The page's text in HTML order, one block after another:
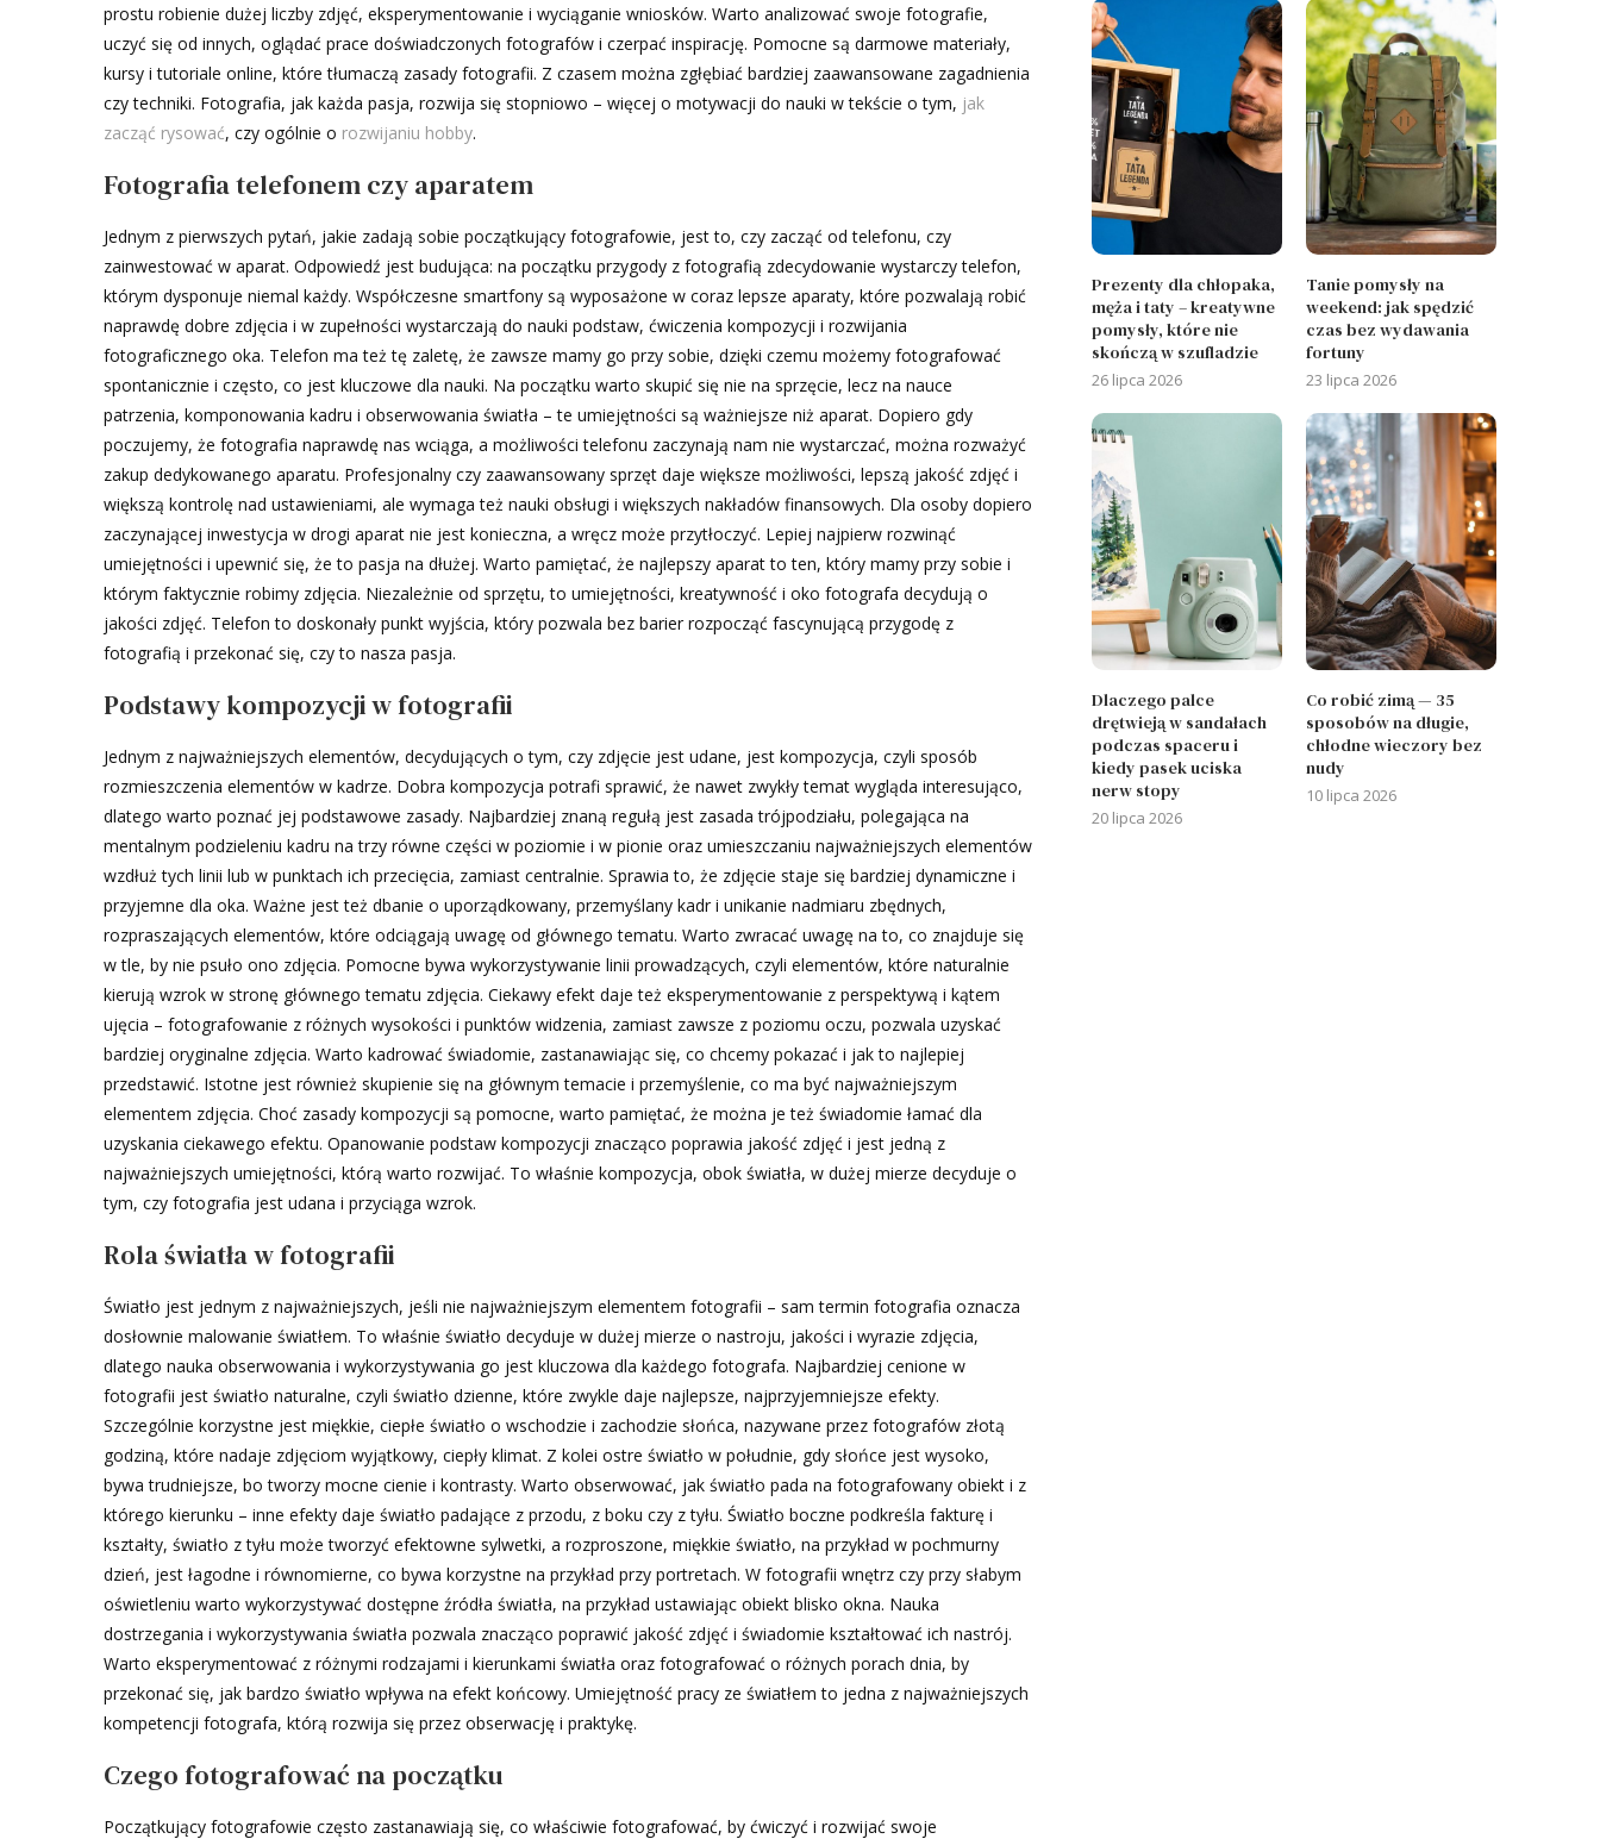
prostu robienie dużej liczby zdjęć, eksperymentowanie i wyciąganie wniosków. Warto analizować swoje fotografie,
uczyć się od innych, oglądać prace doświadczonych fotografów i czerpać inspirację. Pomocne są darmowe materiały,
kursy i tutoriale online, które tłumaczą zasady fotografii. Z czasem można zgłębiać bardziej zaawansowane zagadnienia
czy techniki. Fotografia, jak każda pasja, rozwija się stopniowo – więcej o motywacji do nauki w tekście o tym, jak
zacząć rysować, czy ogólnie o rozwijaniu hobby.
Fotografia telefonem czy aparatem
Jednym z pierwszych pytań, jakie zadają sobie początkujący fotografowie, jest to, czy zacząć od telefonu, czy
zainwestować w aparat. Odpowiedź jest budująca: na początku przygody z fotografią zdecydowanie wystarczy telefon,
którym dysponuje niemal każdy. Współczesne smartfony są wyposażone w coraz lepsze aparaty, które pozwalają robić
naprawdę dobre zdjęcia i w zupełności wystarczają do nauki podstaw, ćwiczenia kompozycji i rozwijania
fotograficznego oka. Telefon ma też tę zaletę, że zawsze mamy go przy sobie, dzięki czemu możemy fotografować
spontanicznie i często, co jest kluczowe dla nauki. Na początku warto skupić się nie na sprzęcie, lecz na nauce
patrzenia, komponowania kadru i obserwowania światła – te umiejętności są ważniejsze niż aparat. Dopiero gdy
poczujemy, że fotografia naprawdę nas wciąga, a możliwości telefonu zaczynają nam nie wystarczać, można rozważyć
zakup dedykowanego aparatu. Profesjonalny czy zaawansowany sprzęt daje większe możliwości, lepszą jakość zdjęć i
większą kontrolę nad ustawieniami, ale wymaga też nauki obsługi i większych nakładów finansowych. Dla osoby dopiero
zaczynającej inwestycja w drogi aparat nie jest konieczna, a wręcz może przytłoczyć. Lepiej najpierw rozwinąć
umiejętności i upewnić się, że to pasja na dłużej. Warto pamiętać, że najlepszy aparat to ten, który mamy przy sobie i
którym faktycznie robimy zdjęcia. Niezależnie od sprzętu, to umiejętności, kreatywność i oko fotografa decydują o
jakości zdjęć. Telefon to doskonały punkt wyjścia, który pozwala bez barier rozpocząć fascynującą przygodę z
fotografią i przekonać się, czy to nasza pasja.
Podstawy kompozycji w fotografii
Jednym z najważniejszych elementów, decydujących o tym, czy zdjęcie jest udane, jest kompozycja, czyli sposób
rozmieszczenia elementów w kadrze. Dobra kompozycja potrafi sprawić, że nawet zwykły temat wygląda interesująco,
dlatego warto poznać jej podstawowe zasady. Najbardziej znaną regułą jest zasada trójpodziału, polegająca na
mentalnym podzieleniu kadru na trzy równe części w poziomie i w pionie oraz umieszczaniu najważniejszych elementów
wzdłuż tych linii lub w punktach ich przecięcia, zamiast centralnie. Sprawia to, że zdjęcie staje się bardziej dynamiczne i
przyjemne dla oka. Ważne jest też dbanie o uporządkowany, przemyślany kadr i unikanie nadmiaru zbędnych,
rozpraszających elementów, które odciągają uwagę od głównego tematu. Warto zwracać uwagę na to, co znajduje się
w tle, by nie psuło ono zdjęcia. Pomocne bywa wykorzystywanie linii prowadzących, czyli elementów, które naturalnie
kierują wzrok w stronę głównego tematu zdjęcia. Ciekawy efekt daje też eksperymentowanie z perspektywą i kątem
ujęcia – fotografowanie z różnych wysokości i punktów widzenia, zamiast zawsze z poziomu oczu, pozwala uzyskać
bardziej oryginalne zdjęcia. Warto kadrować świadomie, zastanawiając się, co chcemy pokazać i jak to najlepiej
przedstawić. Istotne jest również skupienie się na głównym temacie i przemyślenie, co ma być najważniejszym
elementem zdjęcia. Choć zasady kompozycji są pomocne, warto pamiętać, że można je też świadomie łamać dla
uzyskania ciekawego efektu. Opanowanie podstaw kompozycji znacząco poprawia jakość zdjęć i jest jedną z
najważniejszych umiejętności, którą warto rozwijać. To właśnie kompozycja, obok światła, w dużej mierze decyduje o
tym, czy fotografia jest udana i przyciąga wzrok.
Rola światła w fotografii
Światło jest jednym z najważniejszych, jeśli nie najważniejszym elementem fotografii – sam termin fotografia oznacza
dosłownie malowanie światłem. To właśnie światło decyduje w dużej mierze o nastroju, jakości i wyrazie zdjęcia,
dlatego nauka obserwowania i wykorzystywania go jest kluczowa dla każdego fotografa. Najbardziej cenione w
fotografii jest światło naturalne, czyli światło dzienne, które zwykle daje najlepsze, najprzyjemniejsze efekty.
Szczególnie korzystne jest miękkie, ciepłe światło o wschodzie i zachodzie słońca, nazywane przez fotografów złotą
godziną, które nadaje zdjęciom wyjątkowy, ciepły klimat. Z kolei ostre światło w południe, gdy słońce jest wysoko,
bywa trudniejsze, bo tworzy mocne cienie i kontrasty. Warto obserwować, jak światło pada na fotografowany obiekt i z
którego kierunku – inne efekty daje światło padające z przodu, z boku czy z tyłu. Światło boczne podkreśla fakturę i
kształty, światło z tyłu może tworzyć efektowne sylwetki, a rozproszone, miękkie światło, na przykład w pochmurny
dzień, jest łagodne i równomierne, co bywa korzystne na przykład przy portretach. W fotografii wnętrz czy przy słabym
oświetleniu warto wykorzystywać dostępne źródła światła, na przykład ustawiając obiekt blisko okna. Nauka
dostrzegania i wykorzystywania światła pozwala znacząco poprawić jakość zdjęć i świadomie kształtować ich nastrój.
Warto eksperymentować z różnymi rodzajami i kierunkami światła oraz fotografować o różnych porach dnia, by
przekonać się, jak bardzo światło wpływa na efekt końcowy. Umiejętność pracy ze światłem to jedna z najważniejszych
kompetencji fotografa, którą rozwija się przez obserwację i praktykę.
Czego fotografować na początku
Początkujący fotografowie często zastanawiają się, co właściwie fotografować, by ćwiczyć i rozwijać swoje
Prezenty dla chłopaka,
męża i taty – kreatywne
pomysły, które nie
skończą w szufladzie
26 lipca 2026
Tanie pomysły na
weekend: jak spędzić
czas bez wydawania
fortuny
23 lipca 2026
Dlaczego palce
drętwieją w sandałach
podczas spaceru i
kiedy pasek uciska
nerw stopy
20 lipca 2026
Co robić zimą — 35
sposobów na długie,
chłodne wieczory bez
nudy
10 lipca 2026